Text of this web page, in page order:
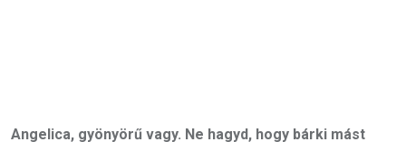
Angelica, gyönyörű vagy. Ne hagyd, hogy bárki mást